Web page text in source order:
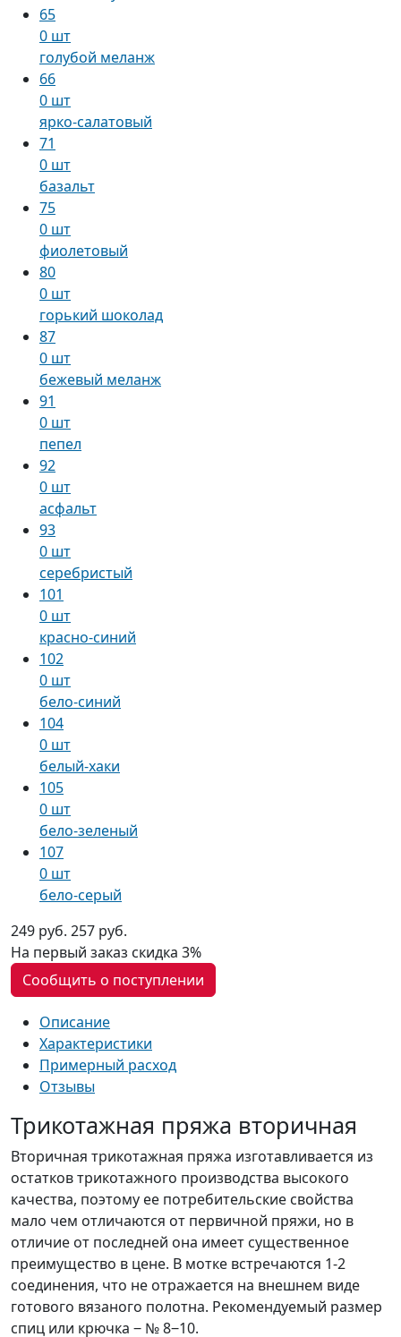
65
0 шт
голубой меланж
66
0 шт
ярко-салатовый
71
0 шт
базальт
75
0 шт
фиолетовый
80
0 шт
горький шоколад
87
0 шт
бежевый меланж
91
0 шт
пепел
92
0 шт
асфальт
93
0 шт
серебристый
101
0 шт
красно-синий
102
0 шт
бело-синий
104
0 шт
белый-хаки
105
0 шт
бело-зеленый
107
0 шт
бело-серый
249 руб. 257 руб.
На первый заказ скидка 3%
Сообщить о поступлении
Описание
Характеристики
Примерный расход
Отзывы
Трикотажная пряжа вторичная
Вторичная трикотажная пряжа изготавливается из
остатков трикотажного производства высокого
качества, поэтому ее потребительские свойства
мало чем отличаются от первичной пряжи, но в
отличие от последней она имеет существенное
преимущество в цене. В мотке встречаются 1-2
соединения, что не отражается на внешнем виде
готового вязаного полотна. Рекомендуемый размер
спиц или крючка ‒ № 8‒10.